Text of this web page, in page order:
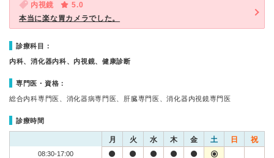
内視鏡
5.0
本当に楽な胃カメラでした。
診療科目：
内科、消化器内科、内視鏡、健康診断
専門医・資格：
総合内科専門医、消化器病専門医、肝臓専門医、消化器内視鏡専門医
診療時間
月 火 水 木 金 土 日 祝
08:30-17:00